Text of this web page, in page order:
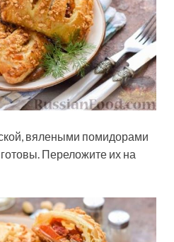
вялеными помидорами
Переложите их на